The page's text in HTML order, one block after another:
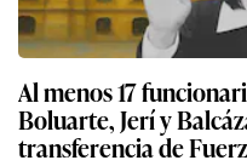
Al menos 17
Boluarte, Jerí y
transferencia de